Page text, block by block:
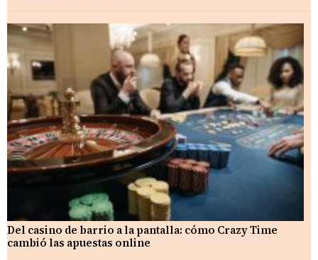
Del casino de barrio a la pantalla: cómo Crazy Time
cambió las apuestas online